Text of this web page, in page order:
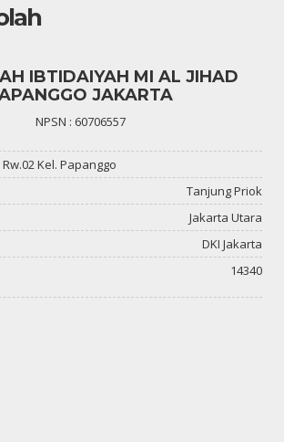
IBTIDAIYAH MI AL JIHAD
JAKARTA
NPSN : 60706557
Kel. Papanggo
Tanjung Priok
Jakarta Utara
DKI Jakarta
14340